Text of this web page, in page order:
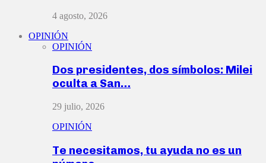
4 agosto, 2026
OPINIÓN
OPINIÓN
Dos presidentes, dos símbolos: Milei
oculta a San…
29 julio, 2026
OPINIÓN
Te necesitamos, tu ayuda no es un